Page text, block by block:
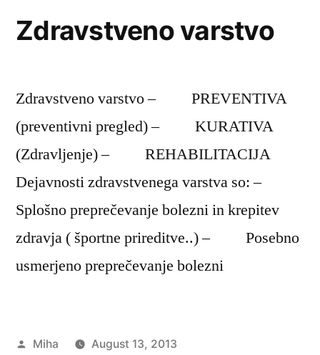
Zdravstveno varstvo
Zdravstveno varstvo – PREVENTIVA
(preventivni pregled) – KURATIVA
(Zdravljenje) – REHABILITACIJA
Dejavnosti zdravstvenega varstva so: –
Splošno preprečevanje bolezni in krepitev
zdravja ( športne prireditve..) – Posebno
usmerjeno preprečevanje bolezni
Posted
Miha
August 13, 2013